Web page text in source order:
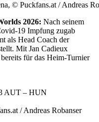
© Puckfans.at / Andreas
2026: Nach seinem
19 Impfung zugab
als Head Coach der
Mit Jan Cadieux
für das Heim-Turnier
AUT – HUN
/ Andreas Robanser